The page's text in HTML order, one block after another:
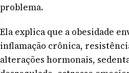
problema.
Ela explica que a obesidade
inflamação crônica,
alterações hormonais,